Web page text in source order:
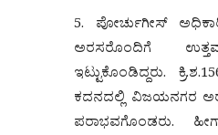
5. ಪೋರ್ಚುಗೀಸ್
ಅರಸರೊಂದಿಗೆ
ಇಟ್ಟುಕೊಂಡಿದ್ದರು.
ಕದನದಲ್ಲಿ ವಿಜಯನಗರ
ಪರಾಭವಗೊಂಡರು.